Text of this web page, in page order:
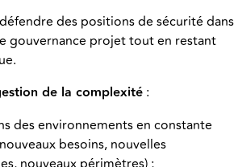
des positions de sécurité dans
gouvernance projet tout en restant
de la complexité :
des environnements en constante
besoins, nouvelles